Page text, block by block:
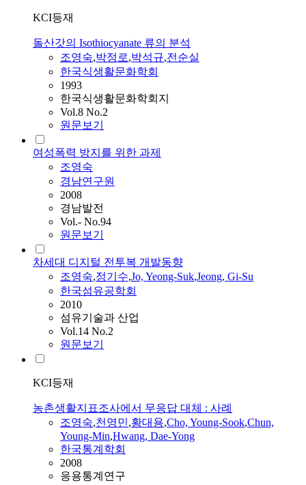
KCI등재
돌산갓의 Isothiocyanate 류의 분석
조영숙,박정로,박석규,전순실
한국식생활문화학회
1993
한국식생활문화학회지
Vol.8 No.2
원문보기
여성폭력 방지를 위한 과제
조영숙
경남연구원
2008
경남발전
Vol.- No.94
원문보기
차세대 디지털 전투복 개발동향
조영숙,정기수,Jo, Yeong-Suk,Jeong, Gi-Su
한국섬유공학회
2010
섬유기술과 산업
Vol.14 No.2
원문보기
KCI등재
농촌생활지표조사에서 무응답 대체 : 사례
조영숙,천영민,황대용,Cho, Young-Sook,Chun,
Young-Min,Hwang, Dae-Yong
한국통계학회
2008
응용통계연구